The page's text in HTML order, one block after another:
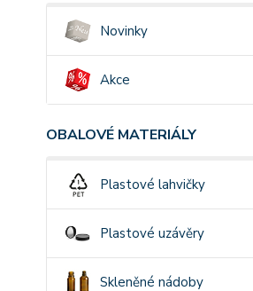
Novinky
Akce
OBALOVÉ MATERIÁLY
Plastové lahvičky
Plastové uzávěry
Skleněné nádoby